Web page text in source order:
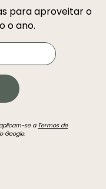
para aproveitar o
o ano.
se a Termos de
Google.